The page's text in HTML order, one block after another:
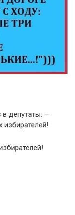
в депутаты: —
избирателей!